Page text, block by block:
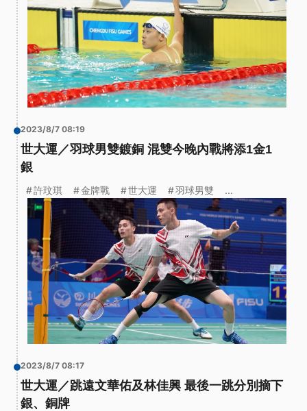
2023/8/7 08:19
世大運／羽球男雙鍍銅 混雙今晚內戰將添1金1
銀
許玟琪 金牌戰 世大運 羽球男雙 ...
2023/8/7 08:17
世大運／跳遠文華佑及林佳興 最後一跳分別摘下
銀、銅牌